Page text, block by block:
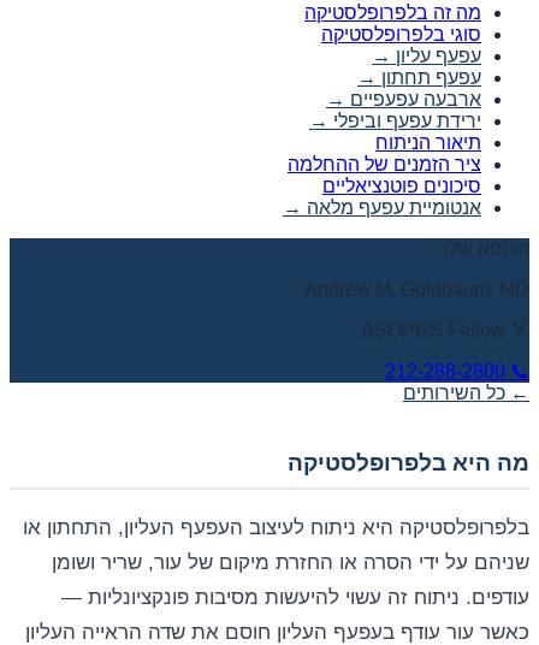
מה זה בלפרופלסטיקה
סוגי בלפרופלסטיקה
עפעף עליון →
עפעף תחתון →
ארבעה עפעפיים →
ירידת עפעף וביפלי →
תיאור הניתוח
ציר הזמנים של ההחלמה
סיכונים פוטנציאליים
אנטומיית עפעף מלאה →
הרופא שלך
Andrew M. Goldbaum, MD
🏅 ASOPRS Fellow
📞
212-288-2800
← כל השירותים
מה היא בלפרופלסטיקה
בלפרופלסטיקה היא ניתוח לעיצוב העפעף העליון, התחתון או
שניהם על ידי הסרה או החזרת מיקום של עור, שריר ושומן
עודפים. ניתוח זה עשוי להיעשות מסיבות פונקציונליות —
כאשר עור עודף בעפעף העליון חוסם את שדה הראייה העליון